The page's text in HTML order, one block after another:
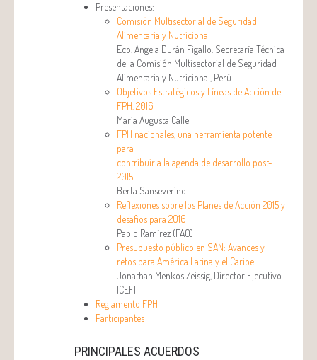
Presentaciones:
Comisión Multisectorial de Seguridad
Alimentaria y Nutricional
Eco. Angela Durán Figallo. Secretaría Técnica
de la Comisión Multisectorial de Seguridad
Alimentaria y Nutricional, Perú.
Objetivos Estratégicos y Líneas de Acción del
FPH. 2016
María Augusta Calle
FPH nacionales, una herramienta potente
para
contribuir a la agenda de desarrollo post-
2015
Berta Sanseverino
Reflexiones sobre los Planes de Acción 2015 y
desafíos para 2016
Pablo Ramírez (FAO)
Presupuesto público en SAN: Avances y
retos para América Latina y el Caribe
Jonathan Menkos Zeissig, Director Ejecutivo
ICEFI
Reglamento FPH
Participantes
PRINCIPALES ACUERDOS